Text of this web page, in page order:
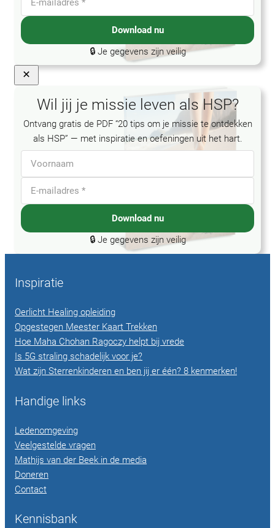
Download nu
🔒 Je gegevens zijn veilig
Close
Wil jij je missie leven als HSP?
Ontvang gratis de PDF “20 tips om je missie te ontdekken
als HSP” — met inspiratie en oefeningen uit het hart.
Download nu
🔒 Je gegevens zijn veilig
Inspiratie
Oerlicht Healing opleiding
Opgestegen Meester Kaart Trekken
Hoe Maha Chohan Ragoczy helpt bij vrede
Is 5G straling schadelijk voor je?
Wat zijn Sterrenkinderen en ben jij er één? 8 kenmerken!
Handige links
Ledenomgeving
Veelgestelde vragen
Mathijs van der Beek in de media
Doneren
Contact
Kennisbank